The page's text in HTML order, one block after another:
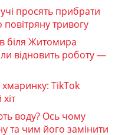
просять прибрати
тривогу
біля Житомира
відновить роботу —
хмаринку: TikTok
воду? Ось чому
та чим його замінити